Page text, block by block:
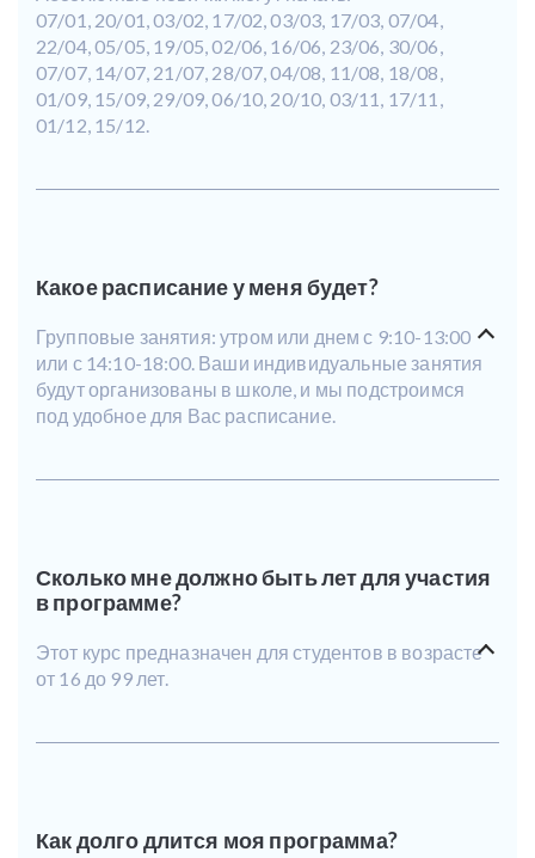
07/01, 20/01, 03/02, 17/02, 03/03, 17/03, 07/04,
22/04, 05/05, 19/05, 02/06, 16/06, 23/06, 30/06,
07/07, 14/07, 21/07, 28/07, 04/08, 11/08, 18/08,
01/09, 15/09, 29/09, 06/10, 20/10, 03/11, 17/11,
01/12, 15/12.
Какое расписание у меня будет?
Групповые занятия: утром или днем с 9:10-13:00
или с 14:10-18:00. Ваши индивидуальные занятия
будут организованы в школе, и мы подстроимся
под удобное для Вас расписание.
Сколько мне должно быть лет для участия
в программе?
Этот курс предназначен для студентов в возрасте
от 16 до 99 лет.
Как долго длится моя программа?